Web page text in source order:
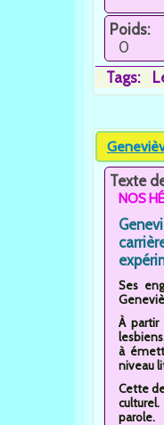
Poids:
0
Tags:
Texte
NOS
Ses
À partir
à
niveau
Cette
parole.